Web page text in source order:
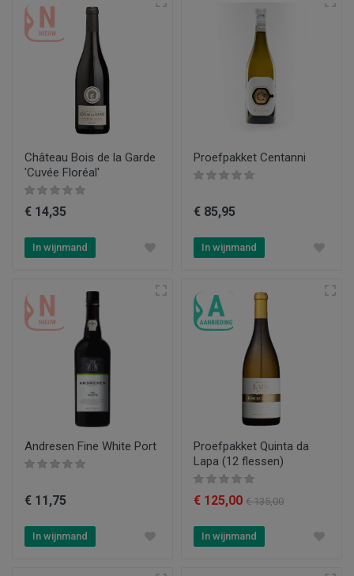
Château Bois de la Garde
'Cuvée Floréal'
€ 14,35
In wijnmand
Proefpakket Centanni
€ 85,95
In wijnmand
Andresen Fine White Port
€ 11,75
In wijnmand
Proefpakket Quinta da
Lapa (12 flessen)
€ 125,00 € 135,00
In wijnmand